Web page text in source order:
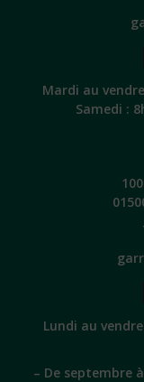
Mardi au
Samedi :
Lundi au
– De septembre